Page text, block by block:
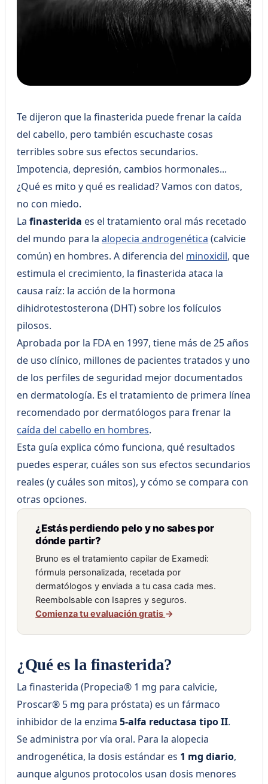
Te dijeron que la finasterida puede frenar la caída
del cabello, pero también escuchaste cosas
terribles sobre sus efectos secundarios.
Impotencia, depresión, cambios hormonales...
¿Qué es mito y qué es realidad? Vamos con datos,
no con miedo.
Lafinasterida es el tratamiento oral más recetado
del mundo para laalopecia androgenética (calvicie
común) en hombres. A diferencia del minoxidil, que
estimula el crecimiento, la finasterida ataca la
causa raíz: la acción de la hormona
dihidrotestosterona (DHT) sobre los folículos
pilosos.
Aprobada por la FDA en 1997, tiene más de 25 años
de uso clínico, millones de pacientes tratados y uno
de los perfiles de seguridad mejor documentados
en dermatología. Es el tratamiento de primera línea
recomendado por dermatólogos para frenar la
caída del cabello en hombres.
Esta guía explica cómo funciona, qué resultados
puedes esperar, cuáles son sus efectos secundarios
reales (y cuáles son mitos), y cómo se compara con
otras opciones.
¿Estás perdiendo pelo y no sabes por
dónde partir?
Bruno es el tratamiento capilar de Examedi:
fórmula personalizada, recetada por
dermatólogos y enviada a tu casa cada mes.
Reembolsable con Isapres y seguros.
Comienza tu evaluación gratis →
¿Qué es la finasterida?
La finasterida (Propecia® 1 mg para calvicie,
Proscar® 5 mg para próstata) es un fármaco
inhibidor de la enzima5-alfa reductasa tipo II.
Se administra por vía oral. Para la alopecia
androgenética, la dosis estándar es 1 mg diario,
aunque algunos protocolos usan dosis menores